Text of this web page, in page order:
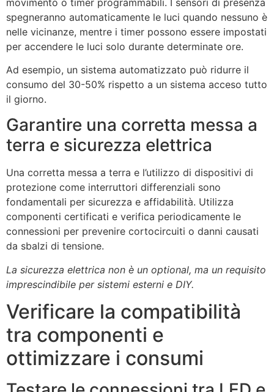
spegneranno automaticamente le luci quando nessuno è
nelle vicinanze, mentre i timer possono essere impostati
per accendere le luci solo durante determinate ore.
Ad esempio, un sistema automatizzato può ridurre il
consumo del 30-50% rispetto a un sistema acceso tutto
il giorno.
Garantire una corretta messa a
terra e sicurezza elettrica
Una corretta messa a terra e l’utilizzo di dispositivi di
protezione come interruttori differenziali sono
fondamentali per sicurezza e affidabilità. Utilizza
componenti certificati e verifica periodicamente le
connessioni per prevenire cortocircuiti o danni causati
da sbalzi di tensione.
La sicurezza elettrica non è un optional, ma un requisito
imprescindibile per sistemi esterni e DIY.
Verificare la compatibilità
tra componenti e
ottimizzare i consumi